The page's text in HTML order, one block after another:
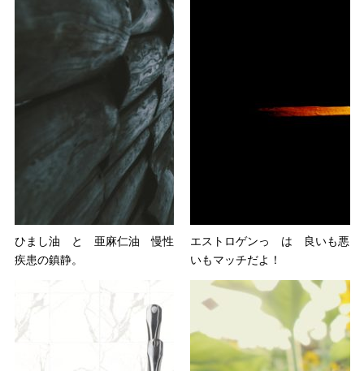
ひまし油 と 亜麻仁油 慢性
疾患の鎮静。
エストロゲンっ は 良いも悪
いもマッチだよ！